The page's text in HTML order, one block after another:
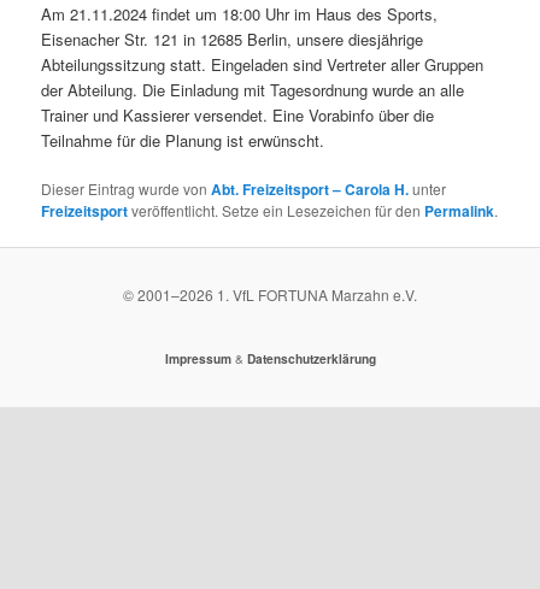
Am 21.11.2024 findet um 18:00 Uhr im Haus des Sports,
Eisenacher Str. 121 in 12685 Berlin, unsere diesjährige
Abteilungssitzung statt. Eingeladen sind Vertreter aller Gruppen
der Abteilung. Die Einladung mit Tagesordnung wurde an alle
Trainer und Kassierer versendet. Eine Vorabinfo über die
Teilnahme für die Planung ist erwünscht.
Dieser Eintrag wurde vonAbt. Freizeitsport – Carola H.unter
Freizeitsportveröffentlicht. Setze ein Lesezeichen für den Permalink.
© 2001–2026 1. VfL FORTUNA Marzahn e.V.
Impressum& Datenschutzerklärung